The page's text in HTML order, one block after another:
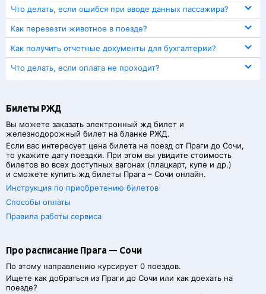
Что делать, если ошибся при вводе данных пассажира?
Как перевезти животное в поезде?
Как получить отчетные документы для бухгалтерии?
Что делать, если оплата не проходит?
Билеты РЖД
Вы можете заказать электронный жд билет и
железнодорожный билет на бланке РЖД.
Если вас интересует цена билета на поезд от Праги до Сочи,
то укажите дату поездки. При этом вы увидите стоимость
билетов во всех доступных вагонах (плацкарт, купе и др.)
и сможете купить жд билеты Прага – Сочи онлайн.
Инструкция по приобретению билетов
Способы оплаты
Правила работы сервиса
Про расписание Прага — Сочи
По этому направлению курсирует 0 поездов.
Ищете как добраться из Праги до Сочи или как доехать на
поезде?